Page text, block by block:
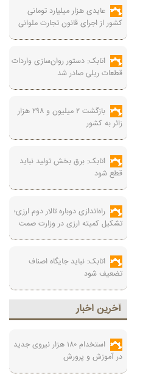
عایدی هزار میلیارد تومانی
کشور از اجرای قانون تجارت ملوانی
اتابک: دستور روان‌سازی واردات
قطعات ریلی صادر شد
بازگشت ۲ میلیون و ۲۹۸ هزار
زائر به کشور
اتابک: برق بخش تولید نباید
قطع شود
راه‌اندازی دوباره تالار دوم ارزی؛
تشکیل کمیته ارزی در وزارت صمت
اتابک: نباید جایگاه اصناف
تضعیف شود
آخرين اخبار
استخدام ۱۸۰ هزار نیروی جدید
در آموزش‌ و پرورش